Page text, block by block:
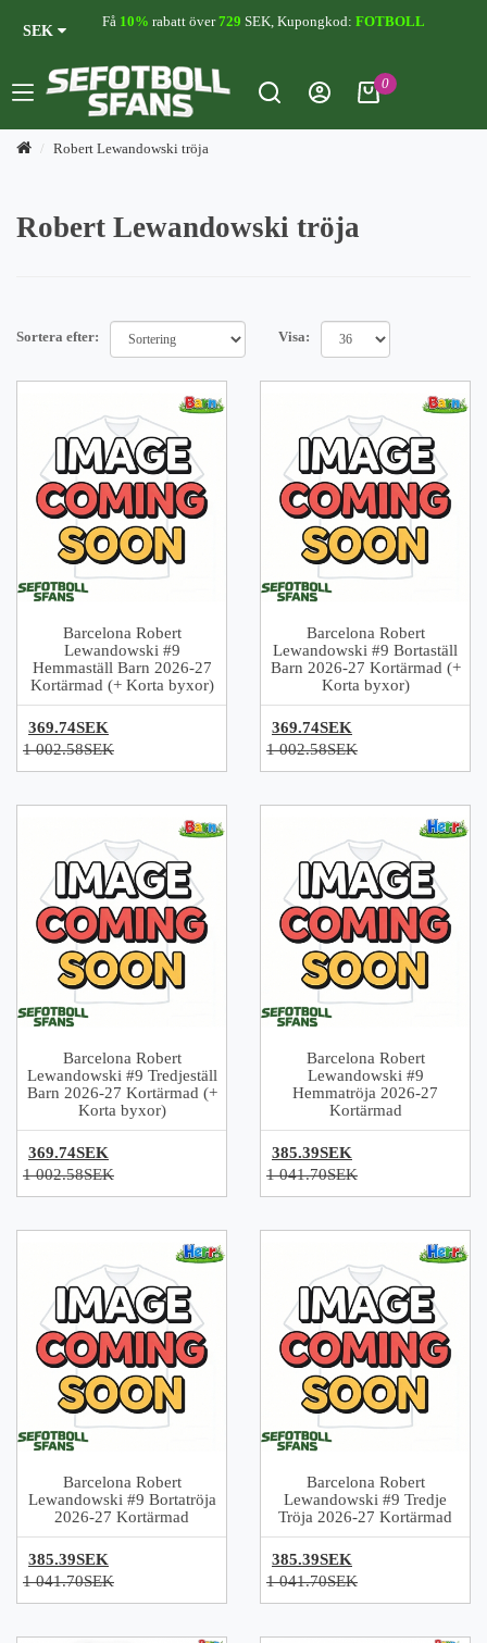
SEK
Få 10% rabatt över729 SEK, Kupongkod: FOTBOLL
0
Robert Lewandowski tröja
Robert Lewandowski tröja
Sortera efter: Visa:
Barcelona Robert
Lewandowski #9
Hemmaställ Barn 2026-27
Kortärmad (+ Korta byxor)
369.74SEK
1 002.58SEK
Barcelona Robert
Lewandowski #9 Bortaställ
Barn 2026-27 Kortärmad (+
Korta byxor)
369.74SEK
1 002.58SEK
Barcelona Robert
Lewandowski #9 Tredjeställ
Barn 2026-27 Kortärmad (+
Korta byxor)
369.74SEK
1 002.58SEK
Barcelona Robert
Lewandowski #9
Hemmatröja 2026-27
Kortärmad
385.39SEK
1 041.70SEK
Barcelona Robert
Lewandowski #9 Bortatröja
2026-27 Kortärmad
385.39SEK
1 041.70SEK
Barcelona Robert
Lewandowski #9 Tredje
Tröja 2026-27 Kortärmad
385.39SEK
1 041.70SEK